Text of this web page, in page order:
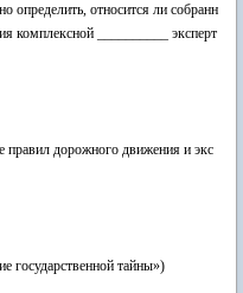
определить, относится ли собранн
комплексной __________ эксперт
дорожного движения и экс
государственной тайны»)